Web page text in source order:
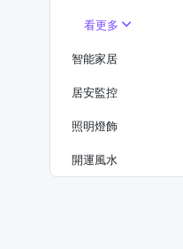
看更多
智能家居
居安監控
照明燈飾
開運風水
蓮蓬頭 極細水流、出水孔～